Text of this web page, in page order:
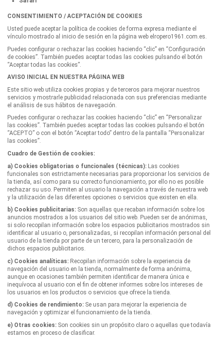
CONSENTIMIENTO / ACEPTACIÓN DE COOKIES
Usted puede aceptar la política de cookies de forma expresa mediante el
vínculo mostrado al inicio de sesión en la página web elropero1961.com.es.
Puedes configurar o rechazar las cookies haciendo “clic” en “Configuración
de cookies”. También puedes aceptar todas las cookies pulsando el botón
“Aceptar todas las cookies”.
AVISO INICIAL EN NUESTRA PÁGINA WEB
Este sitio web utiliza cookies propias y de terceros para mejorar nuestros
servicios y mostrarle publicidad relacionada con sus preferencias mediante
el análisis de sus hábitos de navegación.
Puedes configurar o rechazar las cookies haciendo “clic” en “Personalizar
las cookies”. También puedes aceptar todas las cookies pulsando el botón
“ACEPTO” o con el botón “Aceptar todo” dentro de la pantalla “Personalizar
las cookies”.
Cuadro de Gestión de cookies:
a) Cookies obligatorias o funcionales (técnicas): Las cookies
funcionales son estrictamente necesarias para proporcionar los servicios de
la tienda, así como para su correcto funcionamiento, por ello no es posible
rechazar su uso. Permiten al usuario la navegación a través de nuestra web
y la utilización de las diferentes opciones o servicios que existen en ella.
b) Cookies publicitarias: Son aquellas que recaban información sobre los
anuncios mostrados a los usuarios del sitio web. Pueden ser de anónimas,
si solo recopilan información sobre los espacios publicitarios mostrados sin
identificar al usuario o, personalizadas, si recopilan información personal del
usuario de la tienda por parte de un tercero, para la personalización de
dichos espacios publicitarios.
c) Cookies analíticas: Recopilan información sobre la experiencia de
navegación del usuario en la tienda, normalmente de forma anónima,
aunque en ocasiones también permiten identificar de manera única e
inequívoca al usuario con el fin de obtener informes sobre los intereses de
los usuarios en los productos o servicios que ofrece la tienda.
d) Cookies de rendimiento: Se usan para mejorar la experiencia de
navegación y optimizar el funcionamiento de la tienda.
e) Otras cookies: Son cookies sin un propósito claro o aquellas que todavía
estamos en proceso de clasificar.